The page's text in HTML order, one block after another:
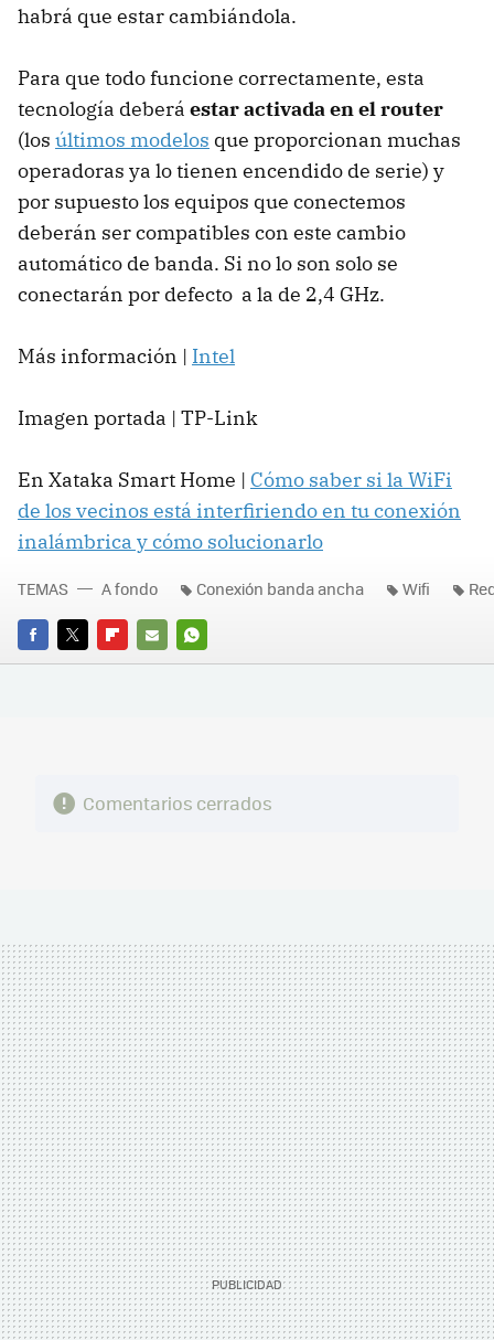
habrá que estar cambiándola.
Para que todo funcione correctamente, esta
tecnología deberá estar activada en el router
(los últimos modelos que proporcionan muchas
operadoras ya lo tienen encendido de serie) y
por supuesto los equipos que conectemos
deberán ser compatibles con este cambio
automático de banda. Si no lo son solo se
conectarán por defecto a la de 2,4 GHz.
Más información | Intel
Imagen portada | TP-Link
En Xataka Smart Home | Cómo saber si la WiFi
de los vecinos está interfiriendo en tu conexión
inalámbrica y cómo solucionarlo
FACEBOOK
TWITTERFLIPBOARD
E-
WHATSAPP
TEMAS A fondo Conexión banda ancha Wifi
Comentarios cerrados